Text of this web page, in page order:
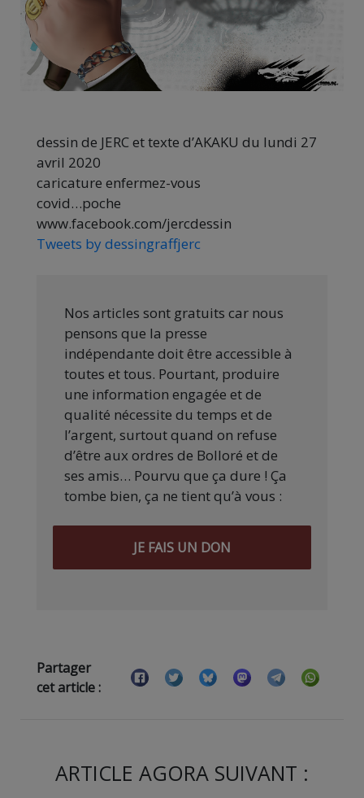
dessin de JERC et texte d’AKAKU du lundi 27
avril 2020
caricature enfermez-vous
covid…poche
www.facebook.com/jercdessin
Tweets by dessingraffjerc
Nos articles sont gratuits car nous
pensons que la presse
indépendante doit être accessible à
toutes et tous. Pourtant, produire
une information engagée et de
qualité nécessite du temps et de
l’argent, surtout quand on refuse
d’être aux ordres de Bolloré et de
ses amis… Pourvu que ça dure ! Ça
tombe bien, ça ne tient qu’à vous :
JE FAIS UN DON
Partager
cet article :
ARTICLE AGORA SUIVANT :